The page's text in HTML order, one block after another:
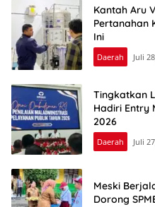
Kantah Aru
Pertanahan
Ini
Daerah Juli
Tingkatkan
Hadiri Entry
2026
Daerah Juli
Meski
Dorong